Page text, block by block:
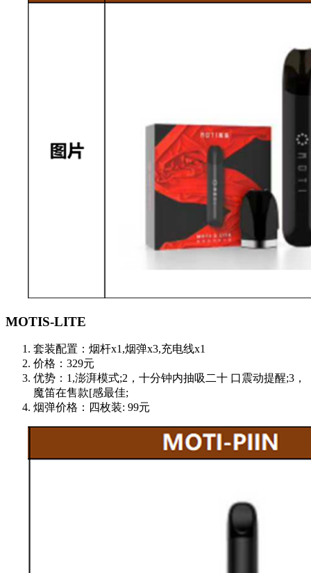
MOTIS-LITE
套装配置：烟杆x1,烟弹x3,充电线x1
价格：329元
优势：1,澎湃模式;2，十分钟内抽吸二十 口震动提醒;3，
魔笛在售款[感最佳;
烟弹价格：四枚装: 99元